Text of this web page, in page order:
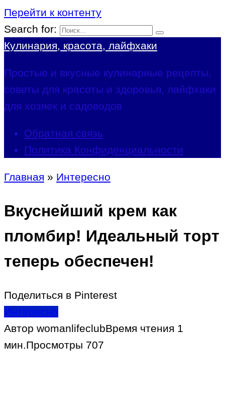
Перейти к контенту
Search for:
Кулинария, красота, лайфхаки
Простые и вкусные кулинарные рецепты,
советы для красоты и здоровья, лайфхаки
для хозяек и садоводов
Обратная связь
Политика Конфиденциальности
Главная » Интересно
Вкуснейший крем как
пломбир! Идеальный торт
теперь обеспечен!
Поделиться в Pinterest
Интересно
Автор womanlifeclubВремя чтения 1
мин.Просмотры 707